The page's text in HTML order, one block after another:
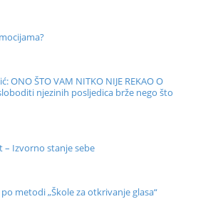
ONO ŠTO VAM NITKO NIJE REKAO O
njezinih posljedica brže nego što
– Izvorno stanje sebe
metodi „Škole za otkrivanje glasa“